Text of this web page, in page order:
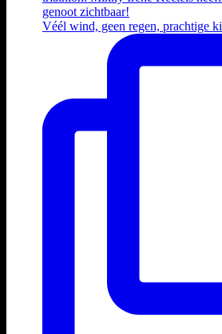
Véél wind, geen regen, prachtige